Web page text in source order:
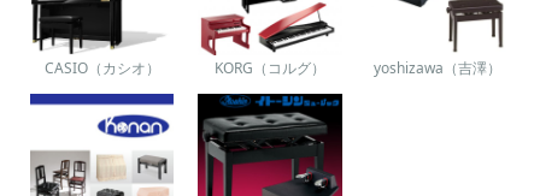
CASIO（カシオ） KORG（コルグ） yoshizawa（吉澤）